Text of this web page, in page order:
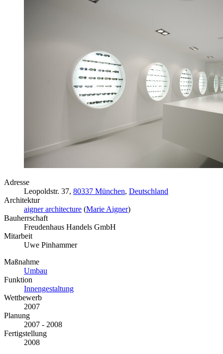
Adresse
Leopoldstr. 37, 80337 München, Deutschland
Architektur
aigner architecture (Marie Aigner)
Bauherrschaft
Freudenhaus Handels GmbH
Mitarbeit
Uwe Pinhammer
Maßnahme
Umbau
Funktion
Innengestaltung
Wettbewerb
2007
Planung
2007 - 2008
Fertigstellung
2008